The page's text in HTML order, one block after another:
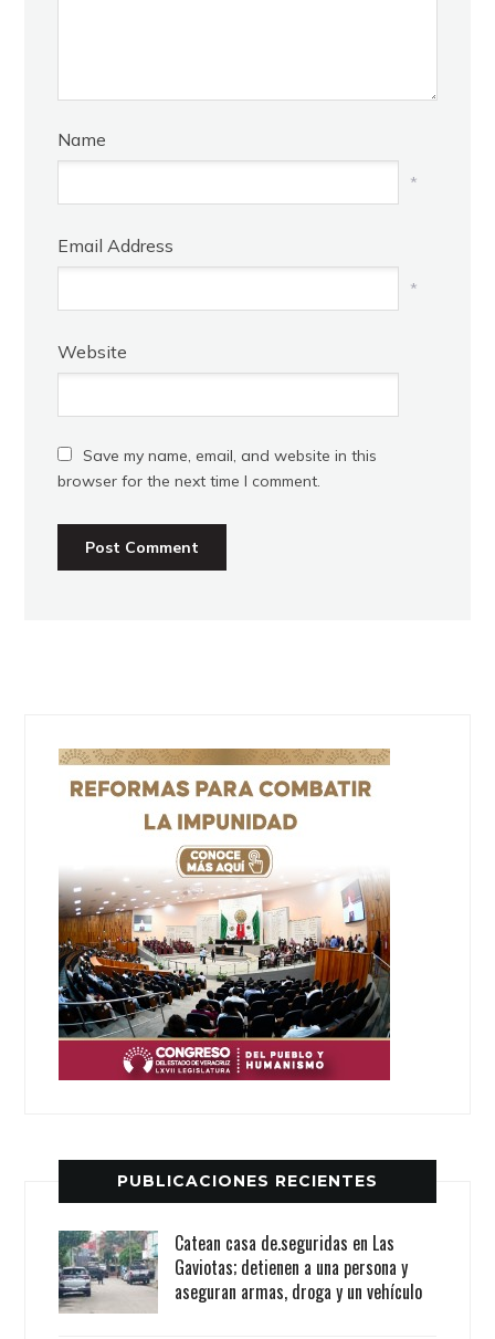
Name
*
Email Address
*
Website
Save my name, email, and website in this
browser for the next time I comment.
PUBLICACIONES RECIENTES
Catean casa de.seguridas en Las
Gaviotas; detienen a una persona y
aseguran armas, droga y un vehículo